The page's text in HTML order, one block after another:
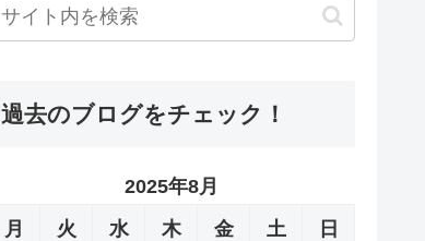
過去のブログをチェック！
2025年8月
月
火 水 木 金 土
日